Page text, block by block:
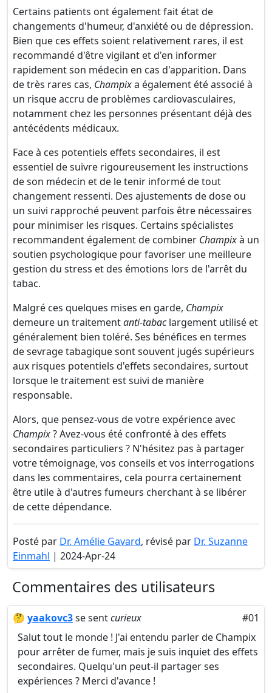
Certains patients ont également fait état de
changements d'humeur, d'anxiété ou de dépression.
Bien que ces effets soient relativement rares, il est
recommandé d'être vigilant et d'en informer
rapidement son médecin en cas d'apparition. Dans
de très rares cas, Champixa également été associé à
un risque accru de problèmes cardiovasculaires,
notamment chez les personnes présentant déjà des
antécédents médicaux.
Face à ces potentiels effets secondaires, il est
essentiel de suivre rigoureusement les instructions
de son médecin et de le tenir informé de tout
changement ressenti. Des ajustements de dose ou
un suivi rapproché peuvent parfois être nécessaires
pour minimiser les risques. Certains spécialistes
recommandent également de combiner Champixà un
soutien psychologique pour favoriser une meilleure
gestion du stress et des émotions lors de l'arrêt du
tabac.
Malgré ces quelques mises en garde, Champix
demeure un traitementanti-tabaclargement utilisé et
généralement bien toléré. Ses bénéfices en termes
de sevrage tabagique sont souvent jugés supérieurs
aux risques potentiels d'effets secondaires, surtout
lorsque le traitement est suivi de manière
responsable.
Alors, que pensez-vous de votre expérience avec
Champix? Avez-vous été confronté à des effets
secondaires particuliers ? N'hésitez pas à partager
votre témoignage, vos conseils et vos interrogations
dans les commentaires, cela pourra certainement
être utile à d'autres fumeurs cherchant à se libérer
de cette dépendance.
Posté par Dr. Amélie Gavard, révisé par Dr. Suzanne
Einmahl | 2024-Apr-24
Commentaires des utilisateurs
🤔 yaakovc3se sentcurieux
#01
Salut tout le monde ! J'ai entendu parler de Champix
pour arrêter de fumer, mais je suis inquiet des effets
secondaires. Quelqu'un peut-il partager ses
expériences ? Merci d'avance !